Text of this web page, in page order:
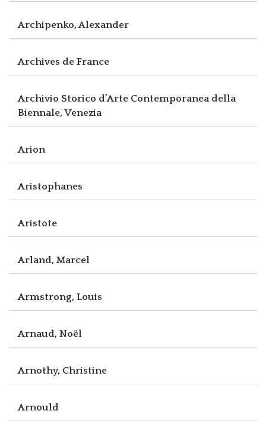
Archipenko, Alexander
Archives de France
Archivio Storico d’Arte Contemporanea della
Biennale, Venezia
Arion
Aristophanes
Aristote
Arland, Marcel
Armstrong, Louis
Arnaud, Noël
Arnothy, Christine
Arnould